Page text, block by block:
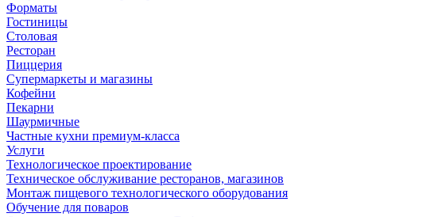
Форматы
Гостиницы
Столовая
Ресторан
Пиццерия
Супермаркеты и магазины
Кофейни
Пекарни
Шаурмичные
Частные кухни премиум-класса
Услуги
Технологическое проектирование
Техническое обслуживание ресторанов, магазинов
Монтаж пищевого технологического оборудования
Обучение для поваров